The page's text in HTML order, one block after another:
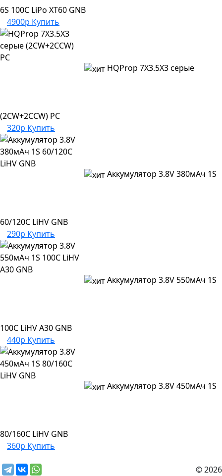
6S 100C LiPo XT60 GNB
4900р Купить
HQProp 7X3.5X3 серые
(2CW+2CCW) PC
320р Купить
Аккумулятор 3.8V 380мАч 1S
60/120C LiHV GNB
290р Купить
Аккумулятор 3.8V 550мАч 1S
100C LiHV A30 GNB
440р Купить
Аккумулятор 3.8V 450мАч 1S
80/160C LiHV GNB
360р Купить
© 2026